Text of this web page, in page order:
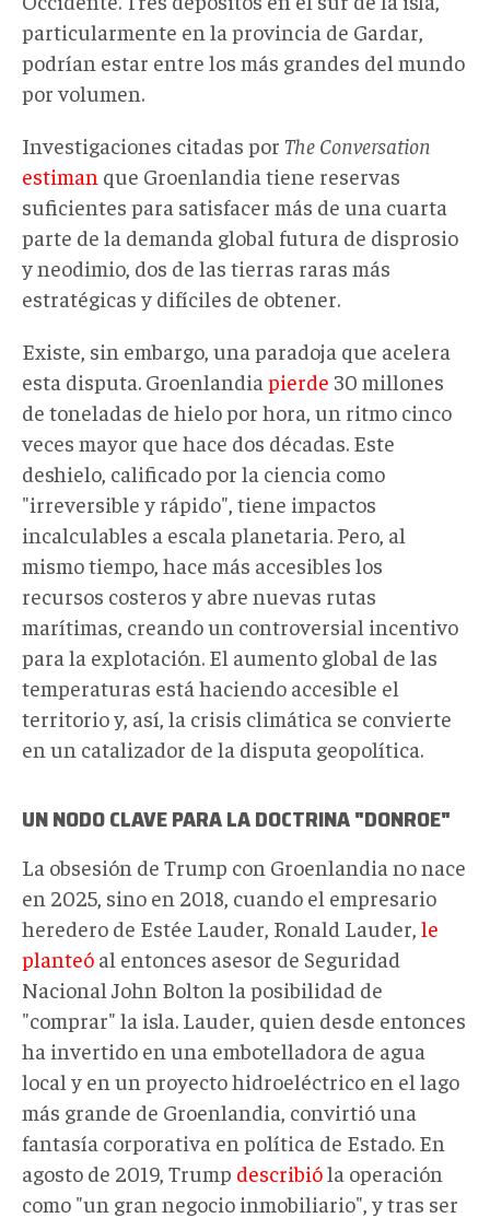
particularmente en la provincia de Gardar,
podrían estar entre los más grandes del mundo
por volumen.
Investigaciones citadas por The Conversation
estiman que Groenlandia tiene reservas
suficientes para satisfacer más de una cuarta
parte de la demanda global futura de disprosio
y neodimio, dos de las tierras raras más
estratégicas y difíciles de obtener.
Existe, sin embargo, una paradoja que acelera
esta disputa. Groenlandia pierde 30 millones
de toneladas de hielo por hora, un ritmo cinco
veces mayor que hace dos décadas. Este
deshielo, calificado por la ciencia como
"irreversible y rápido", tiene impactos
incalculables a escala planetaria. Pero, al
mismo tiempo, hace más accesibles los
recursos costeros y abre nuevas rutas
marítimas, creando un controversial incentivo
para la explotación. El aumento global de las
temperaturas está haciendo accesible el
territorio y, así, la crisis climática se convierte
en un catalizador de la disputa geopolítica.
UN NODO CLAVE PARA LADOCTRINA "DONROE"
La obsesión de Trump con Groenlandia no nace
en 2025, sino en 2018, cuando el empresario
heredero de Estée Lauder, Ronald Lauder, le
planteó al entonces asesor de Seguridad
Nacional John Bolton la posibilidad de
"comprar" la isla. Lauder, quien desde entonces
ha invertido en una embotelladora de agua
local y en un proyecto hidroeléctrico en el lago
más grande de Groenlandia, convirtió una
fantasía corporativa en política de Estado. En
agosto de 2019, Trump describióla operación
como "un gran negocio inmobiliario", y tras ser